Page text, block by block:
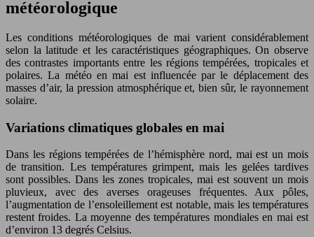
météorologique
Les conditions météorologiques de mai varient considérablement
selon la latitude et les caractéristiques géographiques. On observe
des contrastes importants entre les régions tempérées, tropicales et
polaires. La météo en mai est influencée par le déplacement des
masses d’air, la pression atmosphérique et, bien sûr, le rayonnement
solaire.
Variations climatiques globales en mai
Dans les régions tempérées de l’hémisphère nord, mai est un mois
de transition. Les températures grimpent, mais les gelées tardives
sont possibles. Dans les zones tropicales, mai est souvent un mois
pluvieux, avec des averses orageuses fréquentes. Aux pôles,
l’augmentation de l’ensoleillement est notable, mais les températures
restent froides. La moyenne des températures mondiales en mai est
d’environ 13 degrés Celsius.